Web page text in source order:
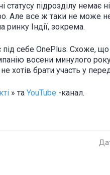
підрозділу немає
Але все ж таки не може
ринку Індії, зокрема.
себе OnePlus. Схоже,
восени минулого
хотів брати участь у
» та YouTube -канал.